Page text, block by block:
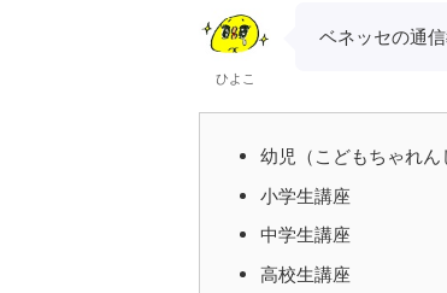
ひよこ
ベネッセの通
幼児（こどもちゃれ
小学生講座
中学生講座
高校生講座